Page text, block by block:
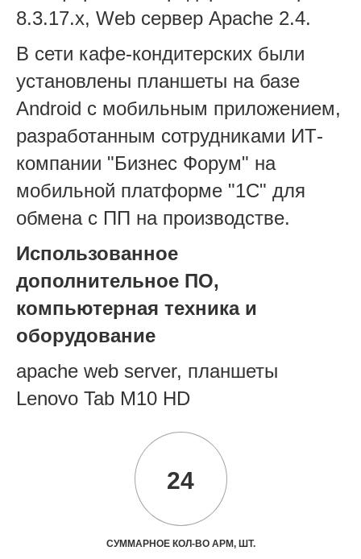
8.3.17.x, Web сервер Apache 2.4.
В сети кафе-кондитерских были
установлены планшеты на базе
Android с мобильным приложением,
разработанным сотрудниками ИТ-
компании "Бизнес Форум" на
мобильной платформе "1С" для
обмена с ПП на производстве.
Использованное
дополнительное ПО,
компьютерная техника и
оборудование
apache web server, планшеты
Lenovo Tab M10 HD
24
СУММАРНОЕ КОЛ-ВО АРМ, ШТ.